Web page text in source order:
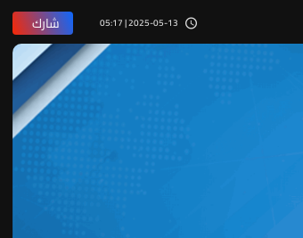
2025-05-13 | 05:17 شارك